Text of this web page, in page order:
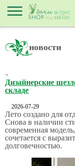
новости
Дизайнерские
складе
2026-07-29
Лето создано для
Снова в наличии
современная
сочетается с
долговечностью.